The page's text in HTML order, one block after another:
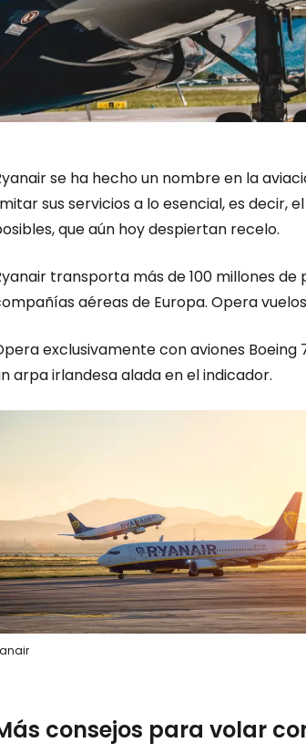
se ha hecho un nombre en la
sus servicios a lo esencial, es decir,
que aún hoy despiertan recelo.
transporta más de 100 millones
aéreas de Europa. Opera
exclusivamente con aviones Boeing
arpa irlandesa alada en el indicador.
consejos para volar